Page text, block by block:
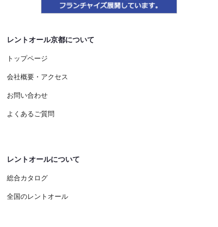
レントオール京都について
トップページ
会社概要・アクセス
お問い合わせ
よくあるご質問
レントオールについて
総合カタログ
全国のレントオール